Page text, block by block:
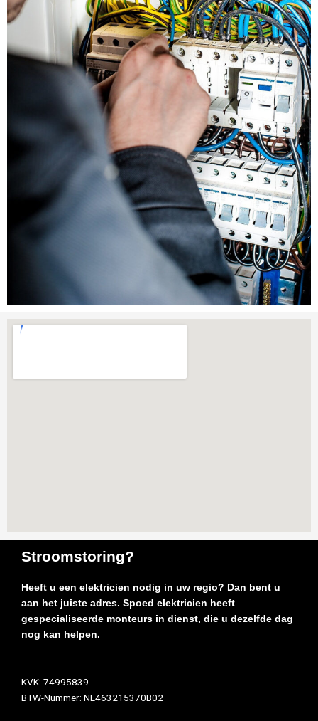
Stroomstoring?
Heeft u een elektricien nodig in uw regio? Dan bent u
aan het juiste adres. Spoed elektricien heeft
gespecialiseerde monteurs in dienst, die u dezelfde dag
nog kan helpen.
KVK: 74995839
BTW-Nummer: NL463215370B02